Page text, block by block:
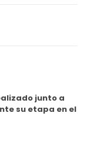
junto a
su etapa en el